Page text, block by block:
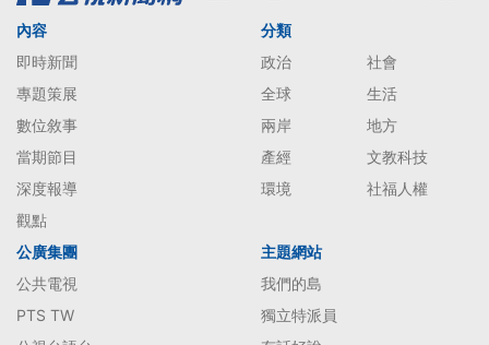
內容
即時新聞
專題策展
數位敘事
當期節目
深度報導
觀點
分類
政治
社會
全球
生活
兩岸
地方
產經
文教科技
環境
社福人權
公廣集團
公共電視
PTS TW
主題網站
我們的島
獨立特派員